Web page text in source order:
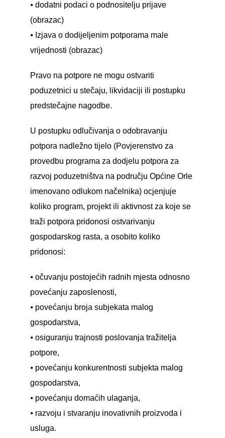
⦁ dodatni podaci o podnositelju prijave
(obrazac)
⦁ Izjava o dodijeljenim potporama male
vrijednosti (obrazac)
Pravo na potpore ne mogu ostvariti
poduzetnici u stečaju, likvidaciji ili postupku
predstečajne nagodbe.
U postupku odlučivanja o odobravanju
potpora nadležno tijelo (Povjerenstvo za
provedbu programa za dodjelu potpora za
razvoj poduzetništva na području Općine Orle
imenovano odlukom načelnika) ocjenjuje
koliko program, projekt ili aktivnost za koje se
traži potpora pridonosi ostvarivanju
gospodarskog rasta, a osobito koliko
pridonosi:
⦁ očuvanju postojećih radnih mjesta odnosno
povećanju zaposlenosti,
⦁ povećanju broja subjekata malog
gospodarstva,
⦁ osiguranju trajnosti poslovanja tražitelja
potpore,
⦁ povećanju konkurentnosti subjekta malog
gospodarstva,
⦁ povećanju domaćih ulaganja,
⦁ razvoju i stvaranju inovativnih proizvoda i
usluga.